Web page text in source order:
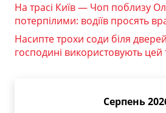
На трасі Київ — Чоп поблизу
потерпілими: водіїв просять
Насипте трохи соди біля
господині використовують цей
Серпень